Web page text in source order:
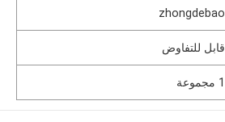
zhongdebao
قابل للتفاوض
1 مجموعة